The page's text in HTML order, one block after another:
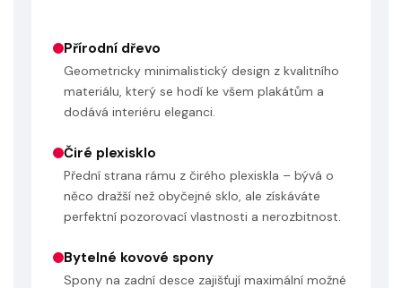
Přírodní dřevo
Geometricky minimalistický design z kvalitního
materiálu, který se hodí ke všem plakátům a
dodává interiéru eleganci.
Čiré plexisklo
Přední strana rámu z čirého plexiskla – bývá o
něco dražší než obyčejné sklo, ale získáváte
perfektní pozorovací vlastnosti a nerozbitnost.
Bytelné kovové spony
Spony na zadní desce zajišťují maximální možné